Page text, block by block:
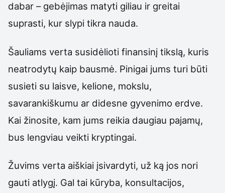
dabar – gebėjimas matyti giliau ir greitai
suprasti, kur slypi tikra nauda.
Šauliams verta susidėlioti finansinį tikslą, kuris
neatrodytų kaip bausmė. Pinigai jums turi būti
susieti su laisve, kelione, mokslu,
savarankiškumu ar didesne gyvenimo erdve.
Kai žinosite, kam jums reikia daugiau pajamų,
bus lengviau veikti kryptingai.
Žuvims verta aiškiai įsivardyti, už ką jos nori
gauti atlygį. Gal tai kūryba, konsultacijos,